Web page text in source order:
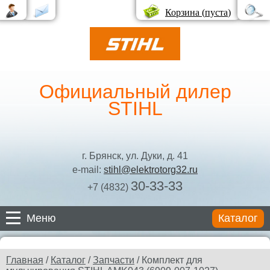
Корзина (пуста)
Официальный дилер
STIHL
г. Брянск, ул. Дуки, д. 41
e-mail: stihl@elektrotorg32.ru
+7 (4832) 30-33-33
Меню Каталог
Каталог
Главная / Каталог / Запчасти / Комплект для